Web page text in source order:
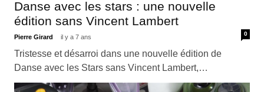
Danse avec les stars : une nouvelle
édition sans Vincent Lambert
Pierre Girard il y a 7 ans 0
Tristesse et désarroi dans une nouvelle édition de
Danse avec les Stars sans Vincent Lambert,…